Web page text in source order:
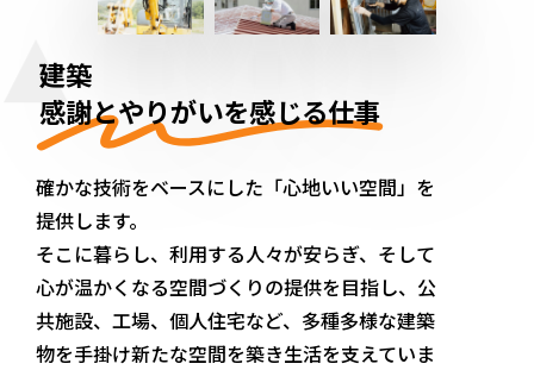
建築
感謝とやりがいを感じる仕事
確かな技術をベースにした「心地いい空間」を
提供します。
そこに暮らし、利用する人々が安らぎ、そして
心が温かくなる空間づくりの提供を目指し、公
共施設、工場、個人住宅など、多種多様な建築
物を手掛け新たな空間を築き生活を支えていま